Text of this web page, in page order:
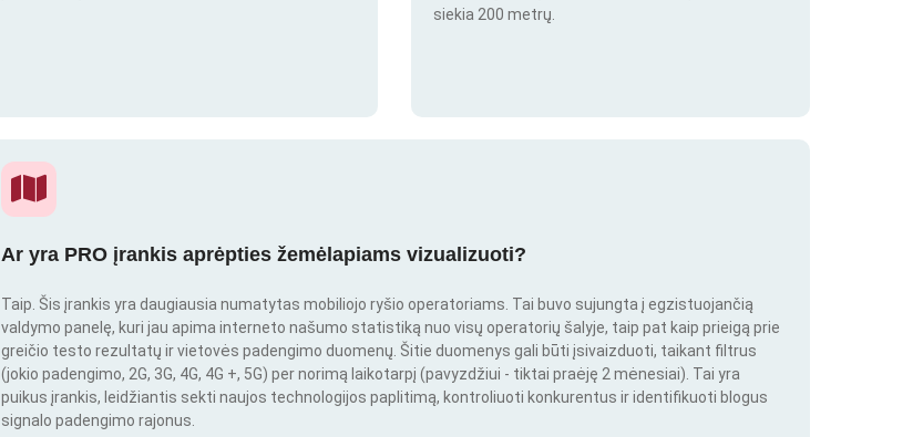
siekia 200 metrų.
Ar yra PRO įrankis aprėpties žemėlapiams vizualizuoti?
Taip. Šis įrankis yra daugiausia numatytas mobiliojo ryšio operatoriams. Tai buvo sujungta į egzistuojančią
valdymo panelę, kuri jau apima interneto našumo statistiką nuo visų operatorių šalyje, taip pat kaip prieigą prie
greičio testo rezultatų ir vietovės padengimo duomenų. Šitie duomenys gali būti įsivaizduoti, taikant filtrus
(jokio padengimo, 2G, 3G, 4G, 4G +, 5G) per norimą laikotarpį (pavyzdžiui - tiktai praėję 2 mėnesiai). Tai yra
puikus įrankis, leidžiantis sekti naujos technologijos paplitimą, kontroliuoti konkurentus ir identifikuoti blogus
signalo padengimo rajonus.